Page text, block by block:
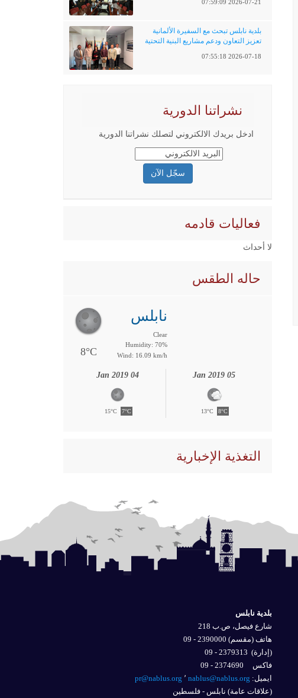
2026-07-21 07:59:09
بلدية نابلس تبحث مع السفيرة الألمانية
تعزيز التعاون ودعم مشاريع البنية التحتية
2026-07-18 07:55:18
نشراتنا الدورية
ادخل بريدك الالكتروني لتصلك نشراتنا الدورية
فعاليات قادمه
لا أحداث
حاله الطقس
8°C
نابلس
Clear
Humidity: 70%
Wind: 16.09 km/h
04 Jan 2019
15°C 7°C
05 Jan 2019
13°C 8°C
التغذية الإخبارية
بلدية نابلس
شارع فيصل، ص.ب 218
هاتف (مقسم) 2390000 - 09
(إدارة)2379313 - 09
فاكس 2374690 - 09
ايميل: nablus@nablus.org٬
pr@nablus.org
(علاقات عامة) نابلس - فلسطين